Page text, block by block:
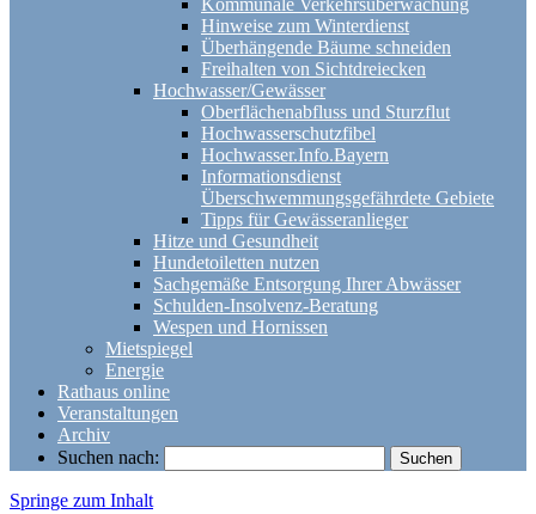
Kommunale Verkehrsüberwachung
Hinweise zum Winterdienst
Überhängende Bäume schneiden
Freihalten von Sichtdreiecken
Hochwasser/Gewässer
Oberflächenabfluss und Sturzflut
Hochwasserschutzfibel
Hochwasser.Info.Bayern
Informationsdienst
Überschwemmungsgefährdete Gebiete
Tipps für Gewässeranlieger
Hitze und Gesundheit
Hundetoiletten nutzen
Sachgemäße Entsorgung Ihrer Abwässer
Schulden-Insolvenz-Beratung
Wespen und Hornissen
Mietspiegel
Energie
Rathaus online
Veranstaltungen
Archiv
Suchen nach:
Springe zum Inhalt